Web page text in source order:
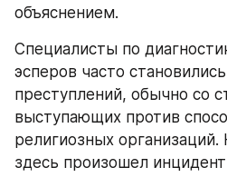
объяснением.
Специалисты по
эсперов часто
преступлений, обычно со
выступающих против
религиозных
здесь произошел